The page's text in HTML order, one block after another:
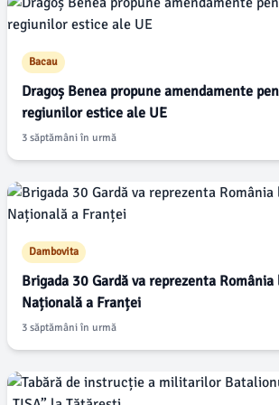
Bacau
Dragoș Benea propune amendamente
regiunilor estice ale UE
3 săptămâni în urmă
Dambovita
Brigada 30 Gardă va reprezenta
Națională a Franței
3 săptămâni în urmă